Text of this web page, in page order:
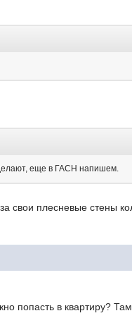
еще в ГАСН напишем.
плесневые стены
попасть в квартиру?